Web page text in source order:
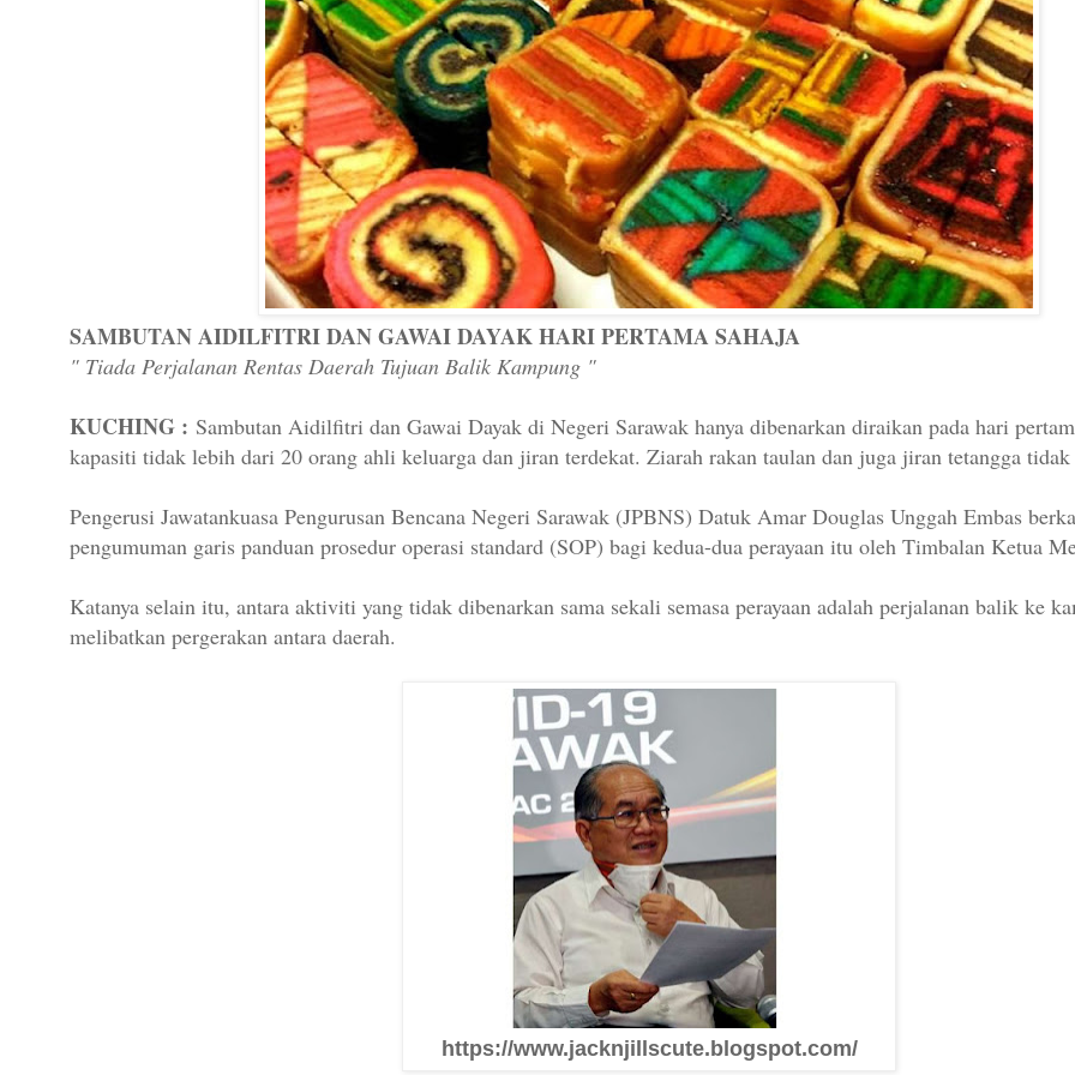
SAMBUTAN AIDILFITRI DAN GAWAI DAYAK HARI PERTAMA SAHAJA
" Tiada Perjalanan Rentas Daerah Tujuan Balik Kampung "
KUCHING : Sambutan Aidilfitri dan Gawai Dayak di Negeri Sarawak hanya dibenarkan diraikan pada hari
kapasiti tidak lebih dari 20 orang ahli keluarga dan jiran terdekat. Ziarah rakan taulan dan juga jiran tetangga
Pengerusi Jawatankuasa Pengurusan Bencana Negeri Sarawak (JPBNS) Datuk Amar Douglas Unggah Embas
pengumuman garis panduan prosedur operasi standard (SOP) bagi kedua-dua perayaan itu oleh Timbalan Ketua
Katanya selain itu, antara aktiviti yang tidak dibenarkan sama sekali semasa perayaan adalah perjalanan balik ke
melibatkan pergerakan antara daerah.
https://www.jacknjillscute.blogspot.com/